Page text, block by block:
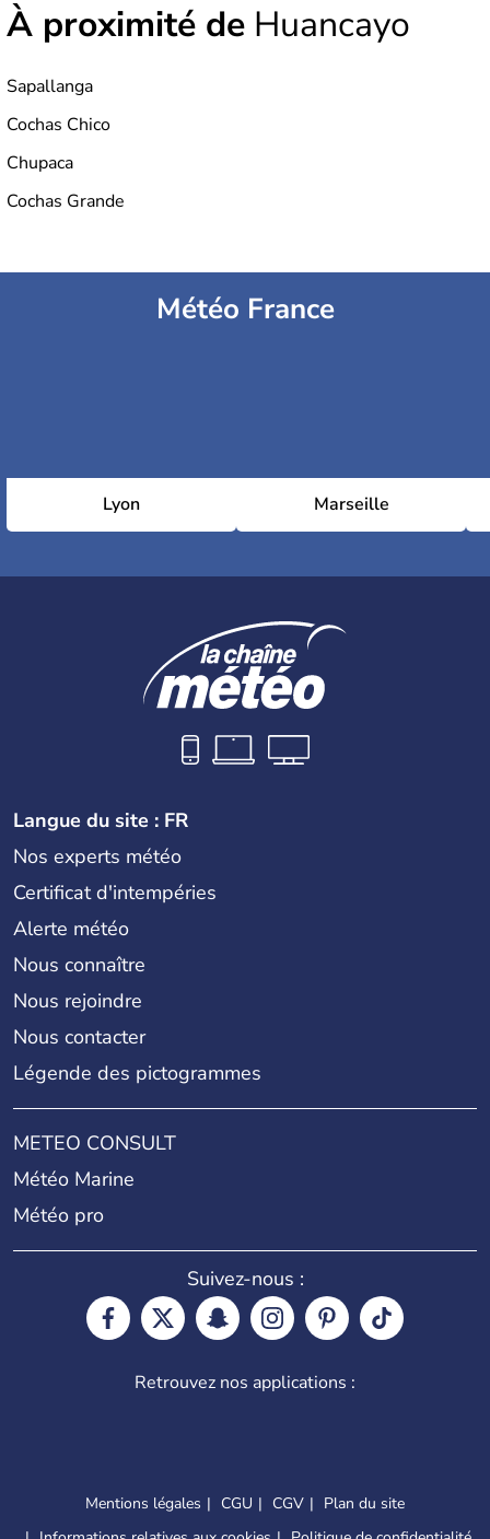
À proximité de Huancayo
Sapallanga
Cochas Chico
Chupaca
Cochas Grande
Météo France
Lyon Marseille
Langue du site : FR
Nos experts météo
Certificat d'intempéries
Alerte météo
Nous connaître
Nous rejoindre
Nous contacter
Légende des pictogrammes
METEO CONSULT
Météo Marine
Météo pro
Suivez-nous :
Retrouvez nos applications :
Mentions légales CGU CGV
Plan du site